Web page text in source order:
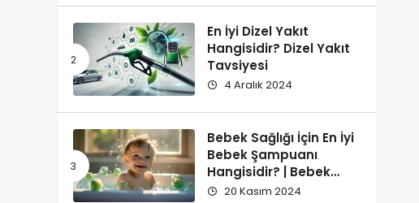
En İyi Dizel Yakıt
Hangisidir? Dizel Yakıt
Tavsiyesi
4 Aralık 2024
Bebek Sağlığı İçin En İyi
Bebek Şampuanı
Hangisidir? | Bebek
Şampuanı Tavsiyesi
20 Kasım 2024